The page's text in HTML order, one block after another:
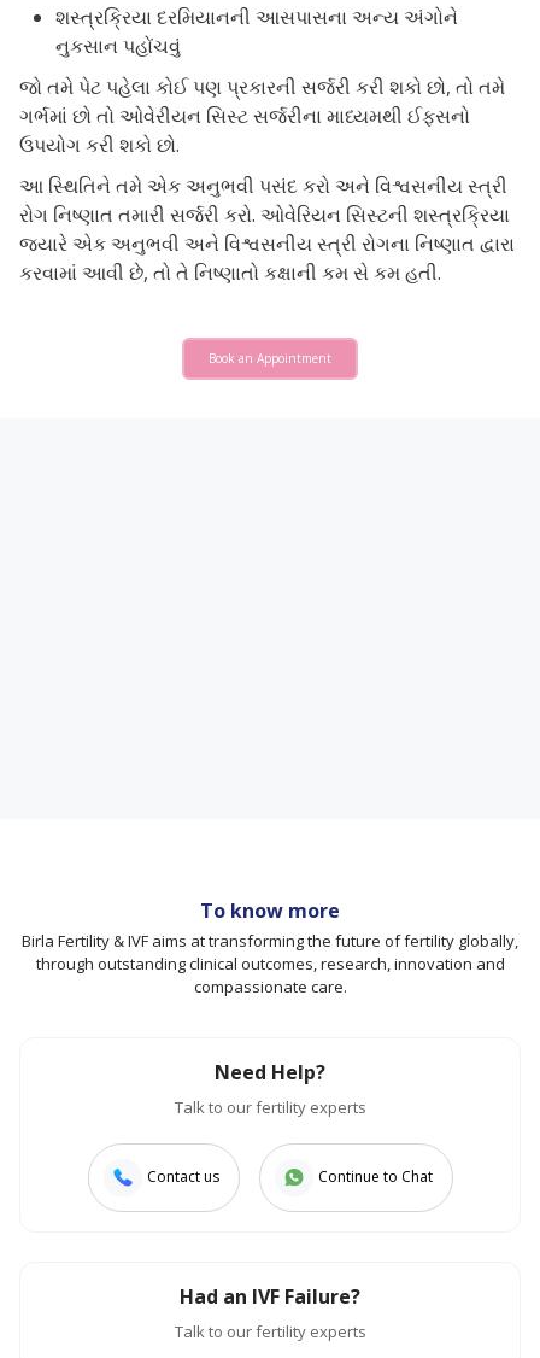
શસ્ત્રક્રિયા દરમિયાનની આસપાસના અન્ય અંગોને
નુકસાન પહોંચવું
જો તમે પેટ પહેલા કોઈ પણ પ્રકારની સર્જરી કરી શકો છો, તો તમે
ગર્ભમાં છો તો ઓવેરીયન સિસ્ટ સર્જરીના માધ્યમથી ઈફ્સનો
ઉપયોગ કરી શકો છો.
આ સ્થિતિને તમે એક અનુભવી પસંદ કરો અને વિશ્વસનીય સ્ત્રી
રોગ નિષ્ણાત તમારી સર્જરી કરો. ઓવેરિયન સિસ્ટની શસ્ત્રક્રિયા
જ્યારે એક અનુભવી અને વિશ્વસનીય સ્ત્રી રોગના નિષ્ણાત દ્વારા
કરવામાં આવી છે, તો તે નિષ્ણાતો કક્ષાની કમ સે કમ હતી.
Book an Appointment
To know more
Birla Fertility & IVF aims at transforming the future of fertility globally,
through outstanding clinical outcomes, research, innovation and
compassionate care.
Need Help?
Talk to our fertility experts
Contact us Continue to Chat
Had an IVF Failure?
Talk to our fertility experts